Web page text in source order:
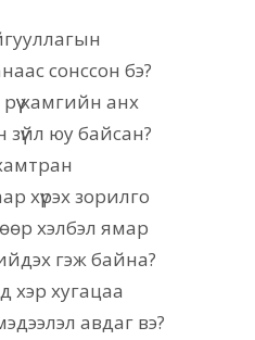
сонссон бэ?
хамгийн анх
зүйл юу байсан?
хүрэх зорилго
хэлбэл ямар
гэж байна?
хэр хугацаа
авдаг вэ?